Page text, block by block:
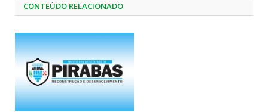
CONTEÚDO RELACIONADO